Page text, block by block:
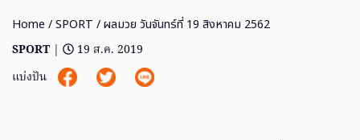
Home /SPORT / ผลมวย วันจันทร์ที่ 19 สิงหาคม 2562
SPORT |
19 ส.ค. 2019
แบ่งปัน